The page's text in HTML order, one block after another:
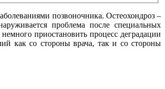
позвоночника. Остеохондроз –
проблема после специальных
приостановить процесс деградации
как со стороны врача, так и со стороны